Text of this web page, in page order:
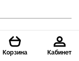
Корзина Кабинет